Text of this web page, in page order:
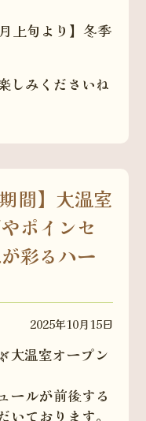
上旬より】冬季
しみくださいね
間】大温室
ポインセ
彩るハー
2025年10月15日
大温室オープン
ールが前後する
ております。